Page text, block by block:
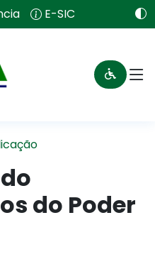
E-SIC
do Poder